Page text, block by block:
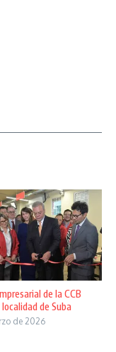
de la CCB
de Suba
de 2026